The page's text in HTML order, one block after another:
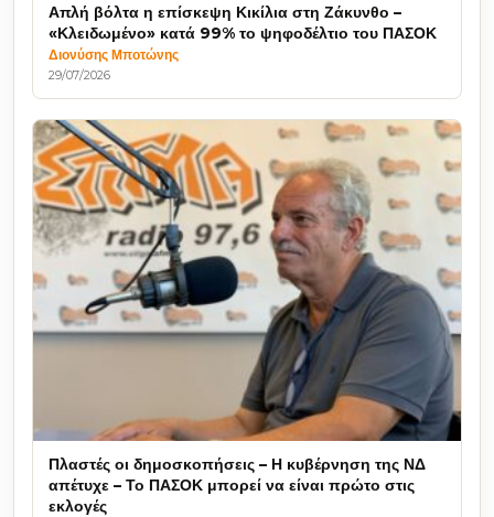
Απλή βόλτα η επίσκεψη Κικίλια στη Ζάκυνθο –
«Κλειδωμένο» κατά 99% το ψηφοδέλτιο του ΠΑΣΟΚ
Διονύσης Μποτώνης
29/07/2026
Πλαστές οι δημοσκοπήσεις – Η κυβέρνηση της ΝΔ
απέτυχε – Το ΠΑΣΟΚ μπορεί να είναι πρώτο στις
εκλογές